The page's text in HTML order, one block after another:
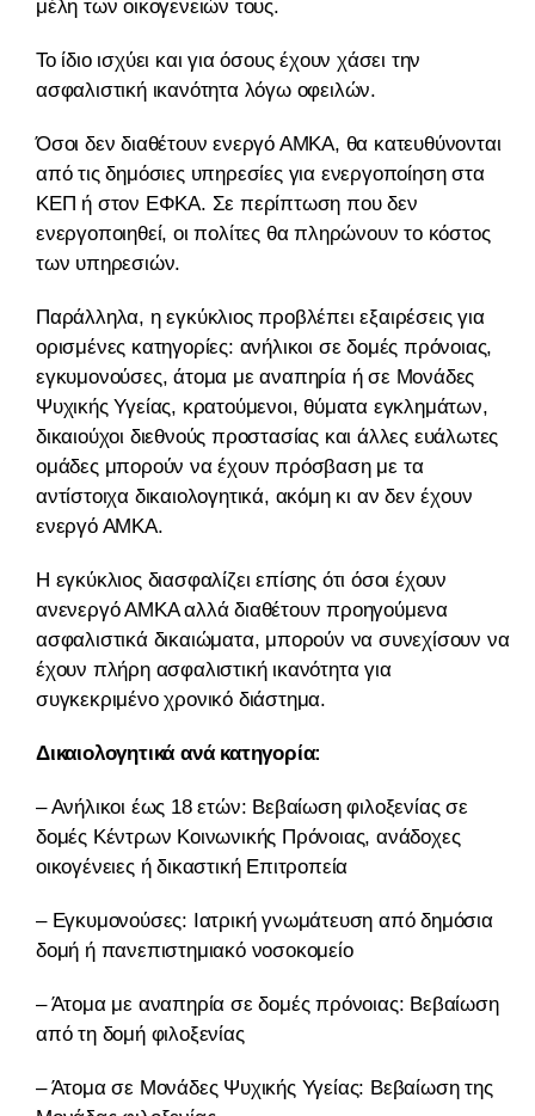
μέλη των οικογενειών τους.
Το ίδιο ισχύει και για όσους έχουν χάσει την
ασφαλιστική ικανότητα λόγω οφειλών.
Όσοι δεν διαθέτουν ενεργό ΑΜΚΑ, θα κατευθύνονται
από τις δημόσιες υπηρεσίες για ενεργοποίηση στα
ΚΕΠ ή στον ΕΦΚΑ. Σε περίπτωση που δεν
ενεργοποιηθεί, οι πολίτες θα πληρώνουν το κόστος
των υπηρεσιών.
Παράλληλα, η εγκύκλιος προβλέπει εξαιρέσεις για
ορισμένες κατηγορίες: ανήλικοι σε δομές πρόνοιας,
εγκυμονούσες, άτομα με αναπηρία ή σε Μονάδες
Ψυχικής Υγείας, κρατούμενοι, θύματα εγκλημάτων,
δικαιούχοι διεθνούς προστασίας και άλλες ευάλωτες
ομάδες μπορούν να έχουν πρόσβαση με τα
αντίστοιχα δικαιολογητικά, ακόμη κι αν δεν έχουν
ενεργό ΑΜΚΑ.
Η εγκύκλιος διασφαλίζει επίσης ότι όσοι έχουν
ανενεργό ΑΜΚΑ αλλά διαθέτουν προηγούμενα
ασφαλιστικά δικαιώματα, μπορούν να συνεχίσουν να
έχουν πλήρη ασφαλιστική ικανότητα για
συγκεκριμένο χρονικό διάστημα.
Δικαιολογητικά ανά κατηγορία:
– Ανήλικοι έως 18 ετών: Βεβαίωση φιλοξενίας σε
δομές Κέντρων Κοινωνικής Πρόνοιας, ανάδοχες
οικογένειες ή δικαστική Επιτροπεία
– Εγκυμονούσες: Ιατρική γνωμάτευση από δημόσια
δομή ή πανεπιστημιακό νοσοκομείο
– Άτομα με αναπηρία σε δομές πρόνοιας: Βεβαίωση
από τη δομή φιλοξενίας
– Άτομα σε Μονάδες Ψυχικής Υγείας: Βεβαίωση της